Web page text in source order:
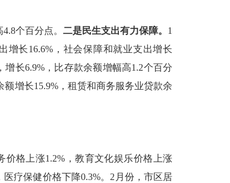
4.8个百分点。 二是民生支出有力保障。 1
增长16.6% ，社会保障和就业支出增长
增长6.9%，比存款余额增幅高1.2个百分
额增长15.9%，租赁和商务服务业贷款余
价格上涨1.2% ，教育文化娱乐价格上涨
医疗保健价格下降0.3%。2月份，市区居